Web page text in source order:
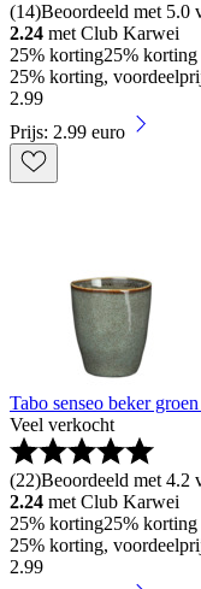
(14)Beoordeeld met 5.0
2.24 met Club Karwei
25% korting25% korting
25% korting,
2.99
Prijs: 2.99 euro
Tabo senseo beker
Veel verkocht
(22)Beoordeeld met 4.2
2.24 met Club Karwei
25% korting25% korting
25% korting,
2.99